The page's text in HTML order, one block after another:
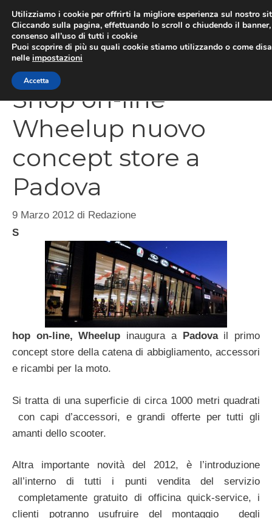
contenuto
Shop on-line
Wheelup nuovo
concept store a
Padova
9 Marzo 2012 di Redazione
S
hop on-line, Wheelup inaugura a Padovail primo
concept store della catena di abbigliamento, accessori
e ricambi per la moto.
Si tratta di una superficie di circa 1000 metri quadrati
con capi d’accessori, e grandi offerte per tutti gli
amanti dello scooter.
Altra importante novità del 2012, è l’introduzione
all’interno di tutti i punti vendita del servizio
completamente gratuito di officina quick-service, i
clienti potranno usufruire del montaggio degli
Utilizziamo i cookie per offrirti la migliore esperienza sul nostro
Cliccando sulla pagina, effettuando lo scroll o chiudendo il
consenso all’uso di tutti i cookie
Puoi scoprire di più su quali cookie stiamo utilizzando o come
nelle impostazioni
Accetta